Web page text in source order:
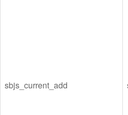
sbjs_current_add